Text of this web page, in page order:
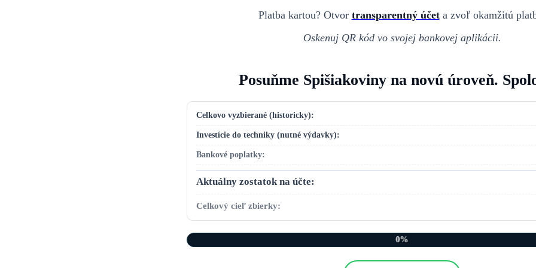
Platba kartou? Otvor transparentný účeta zvoľ okamžitú
Oskenuj QR kód vo svojej bankovej aplikácii.
Posuňme Spišiakoviny na novú úroveň.
Celkovo vyzbierané (historicky):
Investície do techniky (nutné výdavky):
Bankové poplatky:
Aktuálny zostatok na účte:
Celkový cieľ zbierky:
0%